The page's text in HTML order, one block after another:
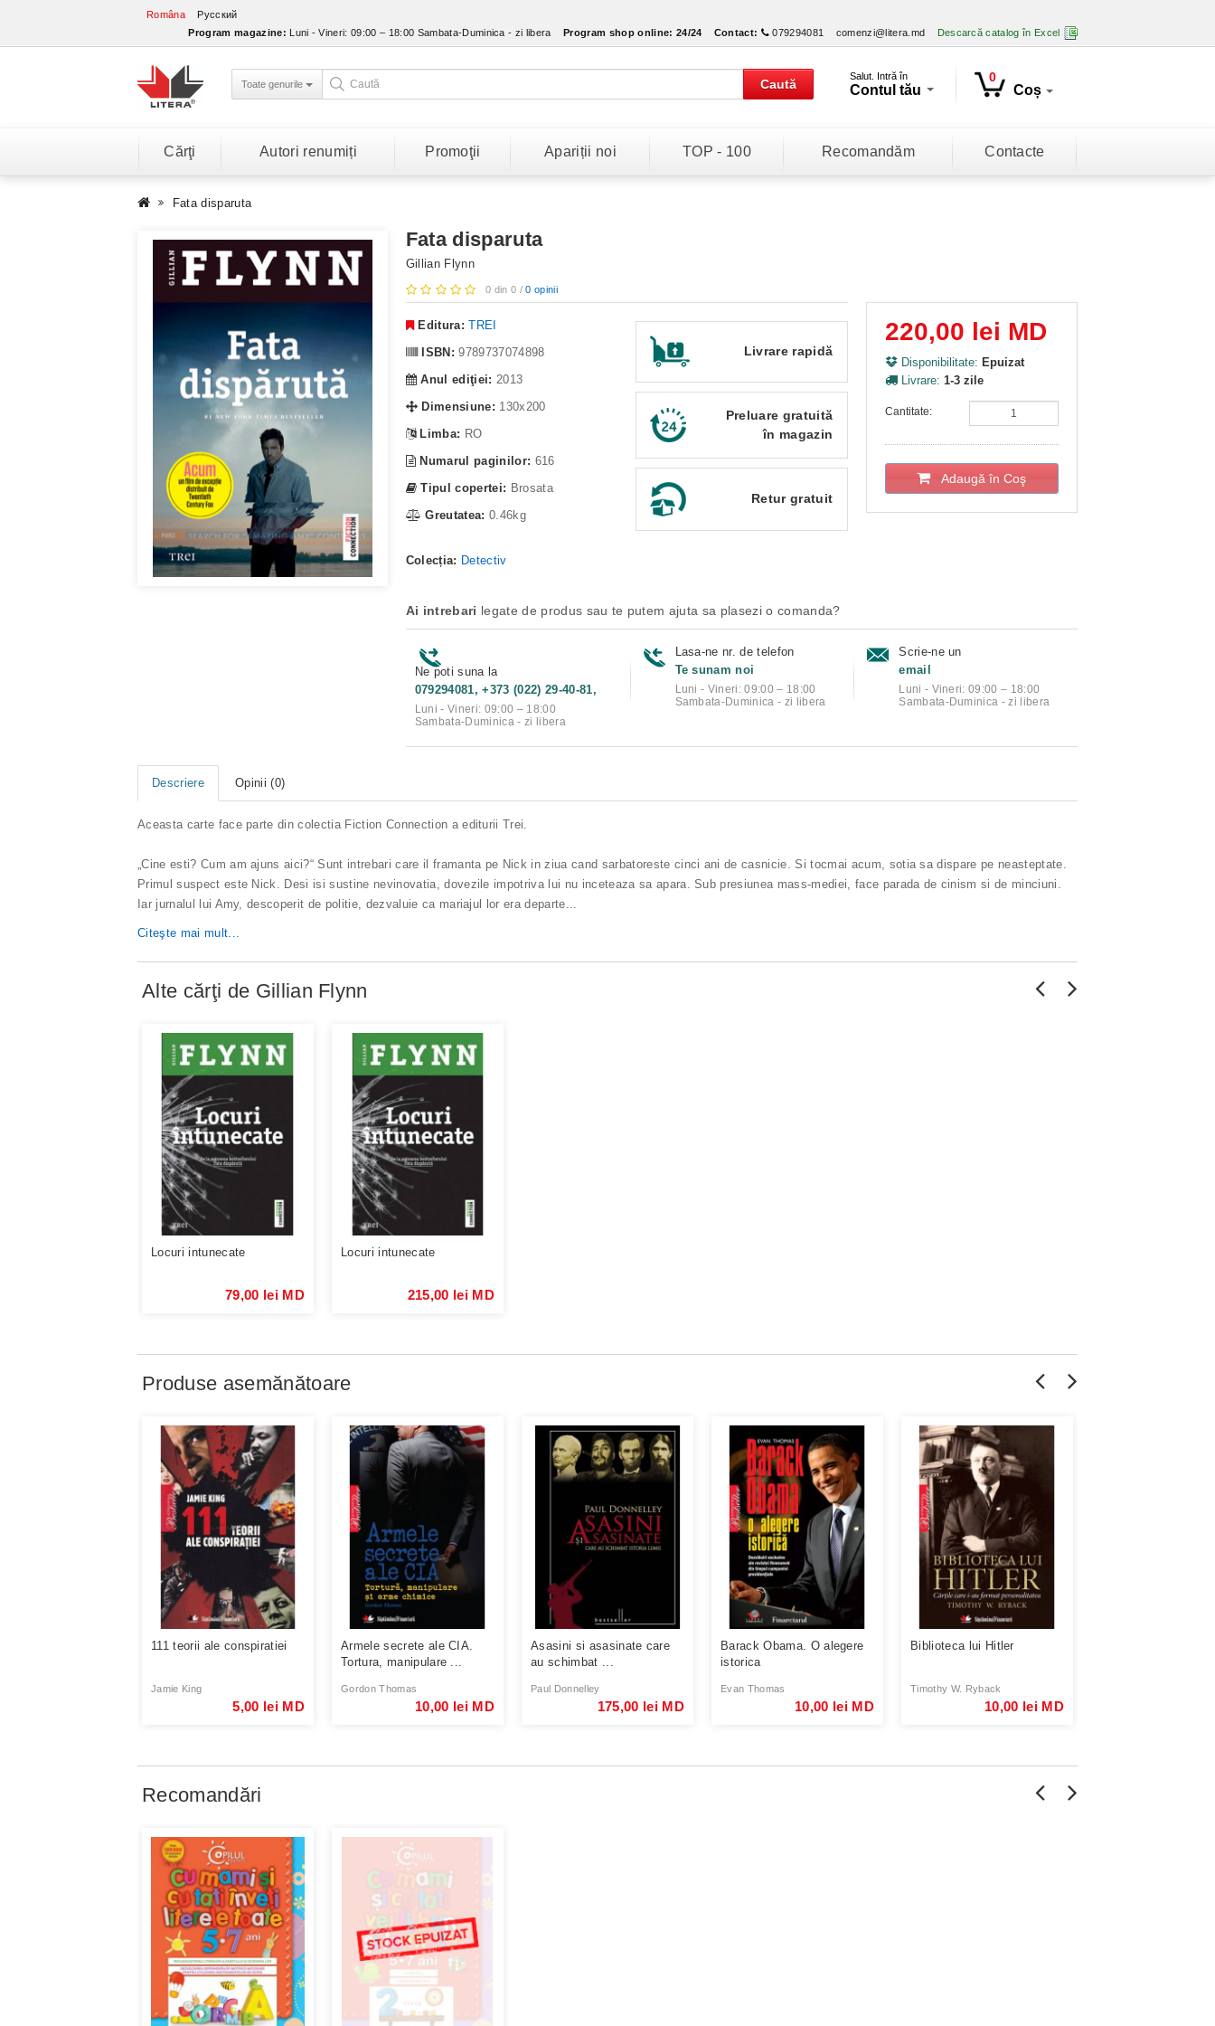
Româna
Русский
Program magazine: Luni - Vineri: 09:00 – 18:00 Sambata-Duminica - zi libera Program shop online: 24/24 Contact: 079294081 comenzi@litera.md Descarcă catalog în Excel
Toate genurile Caută
Salut. Intră în
Contul tău
0
Coș
Cărţi Autori renumiți Promoţii Apariții noi TOP - 100 Recomandăm Contacte
Fata disparuta
Fata disparuta
Gillian Flynn
0 din 0 /0 opinii
Editura: TREI
ISBN: 9789737074898
Anul ediţiei: 2013
Dimensiune: 130x200
Limba: RO
Numarul paginilor: 616
Tipul copertei: Brosata
Greutatea: 0.46kg
Colecția: Detectiv
Livrare rapidă
Preluare gratuită
în magazin
Retur gratuit
220,00 lei MD
Disponibilitate: Epuizat
Livrare: 1-3 zile
Cantitate:
Adaugă în Coş
Ai intrebari legate de produs sau te putem ajuta sa plasezi o comanda?
Ne poti suna la
079294081, +373 (022) 29-40-81,
Luni - Vineri: 09:00 – 18:00
Sambata-Duminica - zi libera
Lasa-ne nr. de telefon
Te sunam noi
Luni - Vineri: 09:00 – 18:00
Sambata-Duminica - zi libera
Scrie-ne un
email
Luni - Vineri: 09:00 – 18:00
Sambata-Duminica - zi libera
Descriere Opinii (0)
Aceasta carte face parte din colectia Fiction Connection a editurii Trei.
„Cine esti? Cum am ajuns aici?“ Sunt intrebari care il framanta pe Nick in ziua cand sarbatoreste cinci ani de casnicie. Si tocmai acum, sotia sa dispare pe neasteptate.
Primul suspect este Nick. Desi isi sustine nevinovatia, dovezile impotriva lui nu inceteaza sa apara. Sub presiunea mass-mediei, face parada de cinism si de minciuni.
Iar jurnalul lui Amy, descoperit de politie, dezvaluie ca mariajul lor era departe
Citeşte mai mult...
Alte cărţi de Gillian Flynn
Locuri intunecate
79,00 lei MD
Locuri intunecate
215,00 lei MD
Produse asemănătoare
111 teorii ale conspiratiei
Jamie King
5,00 lei MD
Armele secrete ale CIA.
Tortura, manipulare ...
Gordon Thomas
10,00 lei MD
Asasini si asasinate care
au schimbat ...
Paul Donnelley
175,00 lei MD
Barack Obama. O alegere
istorica
Evan Thomas
10,00 lei MD
Biblioteca lui Hitler
Timothy W. Ryback
10,00 lei MD
Recomandări